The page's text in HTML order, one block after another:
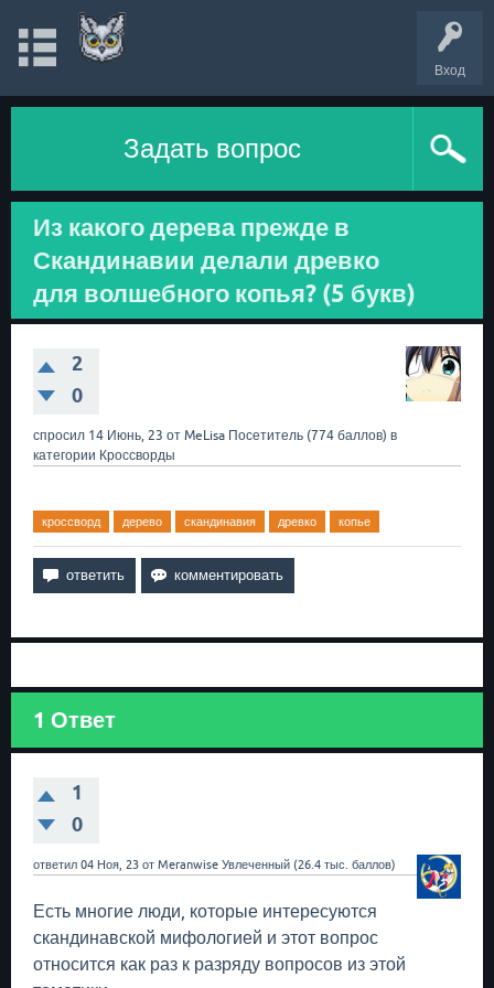
Вход
Задать вопрос
Из какого дерева прежде в
Скандинавии делали древко
для волшебного копья? (5 букв)
2
0
спросил 14 Июнь, 23 от MeLisa Посетитель (774 баллов) в
категории Кроссворды
кроссворд дерево скандинавия древко копье
1 Ответ
1
0
ответил 04 Ноя, 23 от Meranwise Увлеченный (26.4 тыс. баллов)
Есть многие люди, которые интересуются
скандинавской мифологией и этот вопрос
относится как раз к разряду вопросов из этой